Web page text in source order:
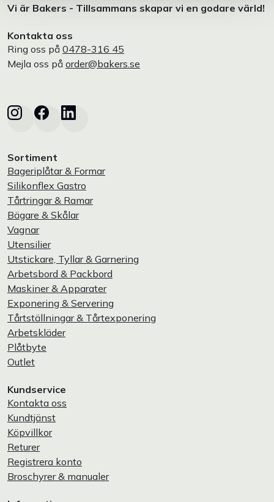
Vi är Bakers - Tillsammans skapar vi en godare värld!
Kontakta oss
Ring oss på 0478-316 45
Mejla oss på order@bakers.se
Sortiment
Bageriplåtar & Formar
Silikonflex Gastro
Tårtringar & Ramar
Bägare & Skålar
Vagnar
Utensilier
Utstickare, Tyllar & Garnering
Arbetsbord & Packbord
Maskiner & Apparater
Exponering & Servering
Tårtställningar & Tårtexponering
Arbetskläder
Plåtbyte
Outlet
Kundservice
Kontakta oss
Kundtjänst
Köpvillkor
Returer
Registrera konto
Broschyrer & manualer